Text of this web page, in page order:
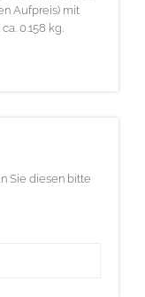
Aufpreis) mit
0.158 kg.
Sie diesen bitte